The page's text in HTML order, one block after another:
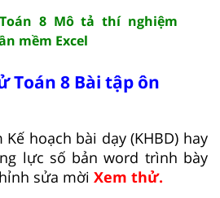
8 Mô tả thí nghiệm
mềm Excel
Toán 8 Bài tập ôn
hoạch bài dạy (KHBD) hay
lực số bản word trình bày
sửa mời Xem thử.